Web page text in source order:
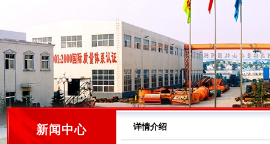
新闻中心 详情介绍